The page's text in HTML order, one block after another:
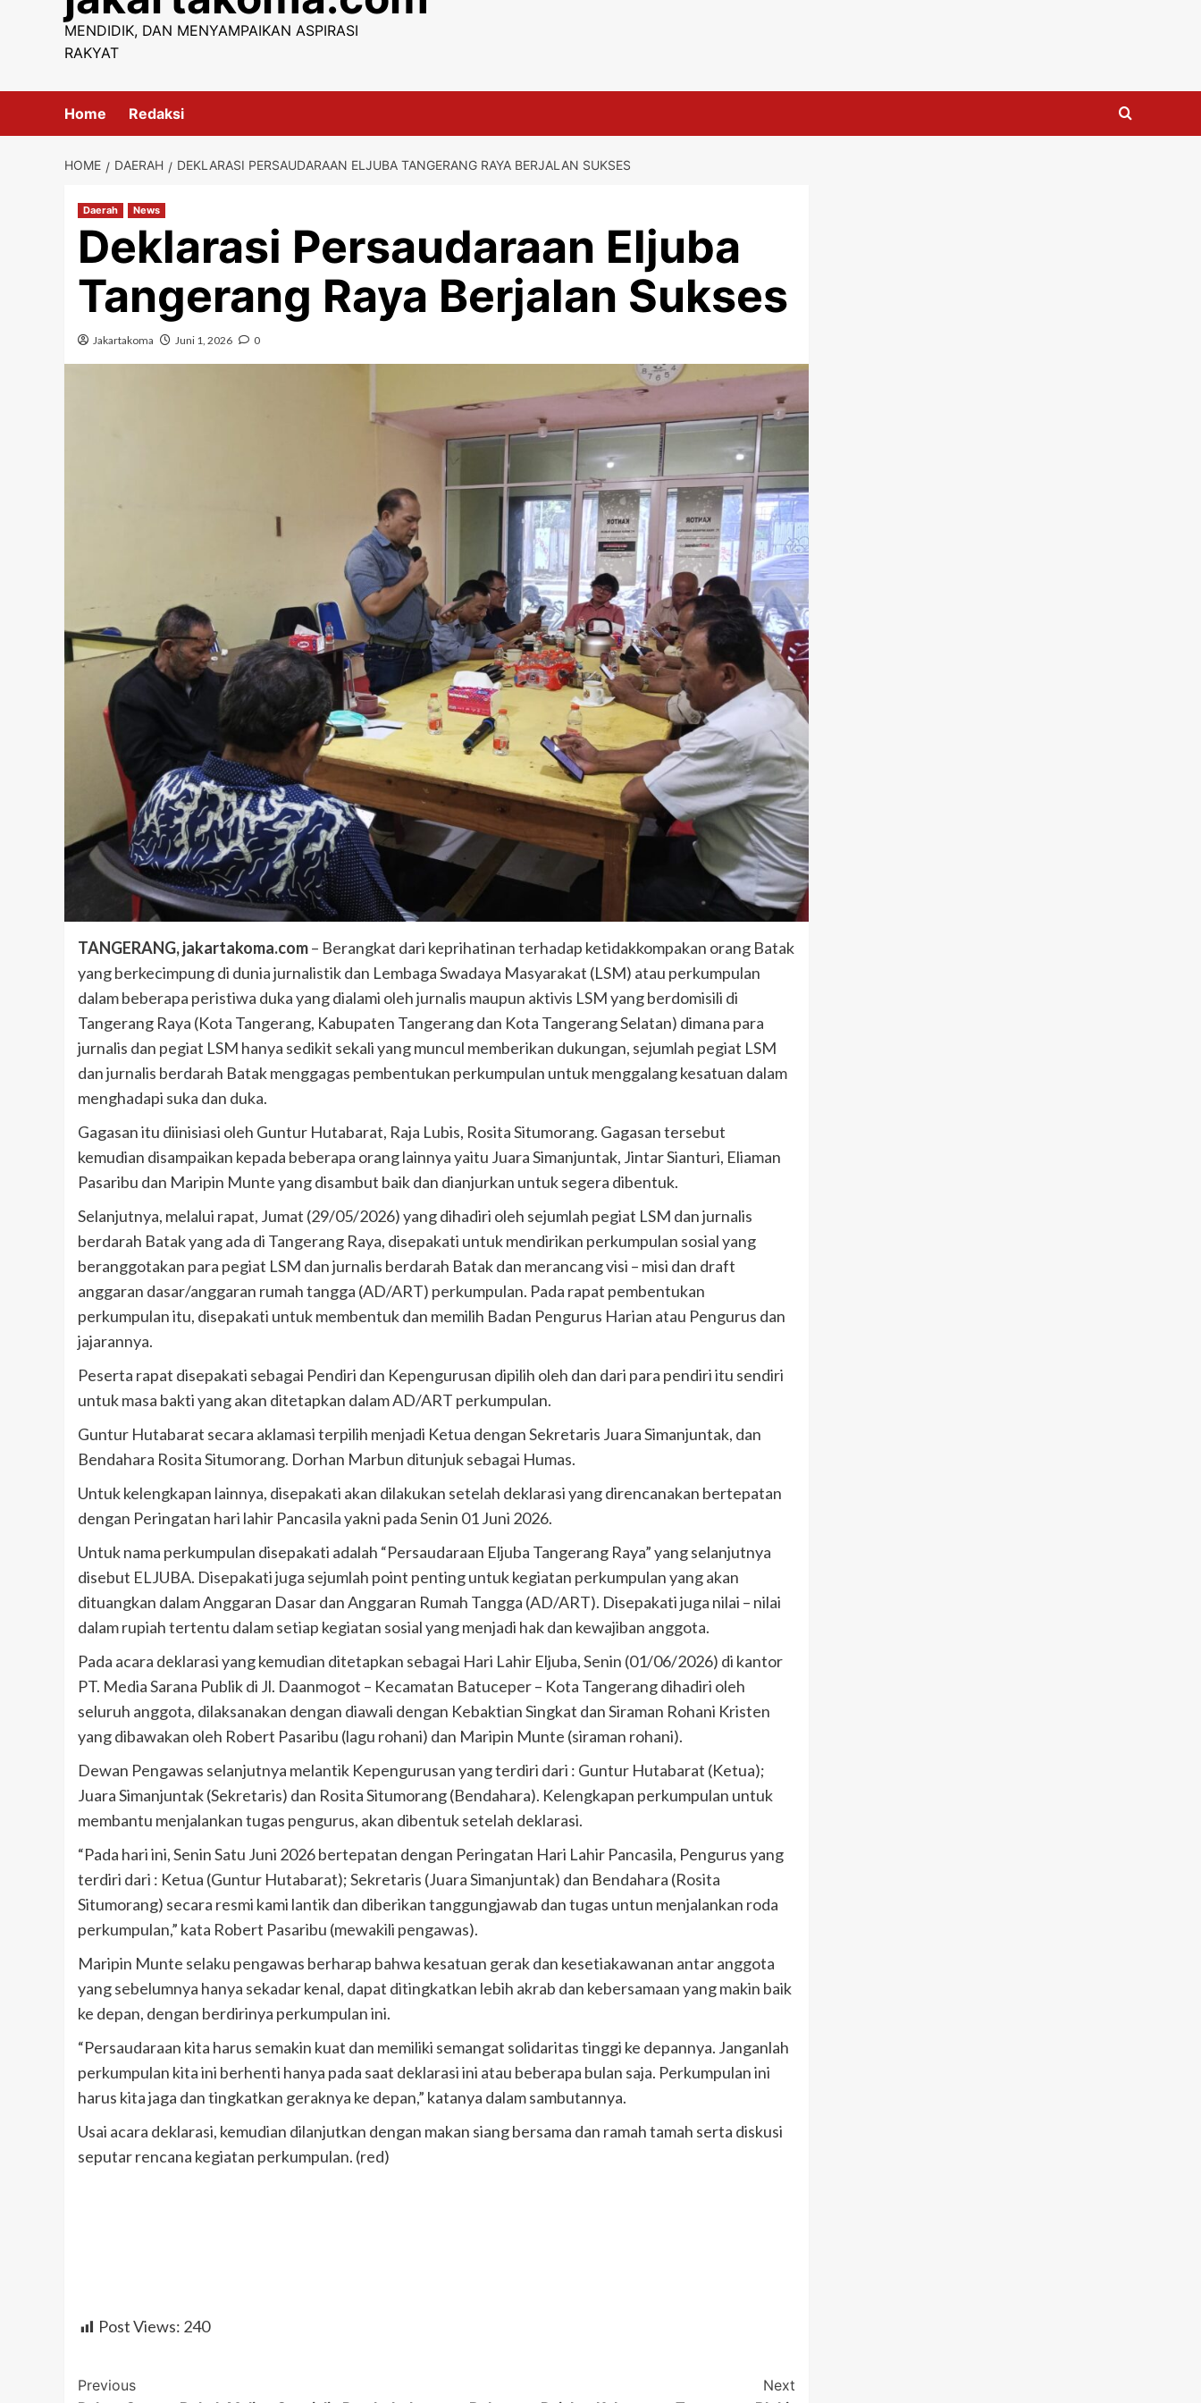
MENDIDIK, DAN MENYAMPAIKAN ASPIRASI
RAKYAT
Home Redaksi
HOME DAERAH DEKLARASI PERSAUDARAAN ELJUBA TANGERANG RAYA BERJALAN SUKSES
Daerah News
Deklarasi Persaudaraan Eljuba
Tangerang Raya Berjalan Sukses
Jakartakoma Juni 1, 2026 0
TANGERANG, jakartakoma.com– Berangkat dari keprihatinan terhadap ketidakkompakan orang Batak
yang berkecimpung di dunia jurnalistik dan Lembaga Swadaya Masyarakat (LSM) atau perkumpulan
dalam beberapa peristiwa duka yang dialami oleh jurnalis maupun aktivis LSM yang berdomisili di
Tangerang Raya (Kota Tangerang, Kabupaten Tangerang dan Kota Tangerang Selatan) dimana para
jurnalis dan pegiat LSM hanya sedikit sekali yang muncul memberikan dukungan, sejumlah pegiat LSM
dan jurnalis berdarah Batak menggagas pembentukan perkumpulan untuk menggalang kesatuan dalam
menghadapi suka dan duka.
Gagasan itu diinisiasi oleh Guntur Hutabarat, Raja Lubis, Rosita Situmorang. Gagasan tersebut
kemudian disampaikan kepada beberapa orang lainnya yaitu Juara Simanjuntak, Jintar Sianturi, Eliaman
Pasaribu dan Maripin Munte yang disambut baik dan dianjurkan untuk segera dibentuk.
Selanjutnya, melalui rapat, Jumat (29/05/2026) yang dihadiri oleh sejumlah pegiat LSM dan jurnalis
berdarah Batak yang ada di Tangerang Raya, disepakati untuk mendirikan perkumpulan sosial yang
beranggotakan para pegiat LSM dan jurnalis berdarah Batak dan merancang visi – misi dan draft
anggaran dasar/anggaran rumah tangga (AD/ART) perkumpulan. Pada rapat pembentukan
perkumpulan itu, disepakati untuk membentuk dan memilih Badan Pengurus Harian atau Pengurus dan
jajarannya.
Peserta rapat disepakati sebagai Pendiri dan Kepengurusan dipilih oleh dan dari para pendiri itu sendiri
untuk masa bakti yang akan ditetapkan dalam AD/ART perkumpulan.
Guntur Hutabarat secara aklamasi terpilih menjadi Ketua dengan Sekretaris Juara Simanjuntak, dan
Bendahara Rosita Situmorang. Dorhan Marbun ditunjuk sebagai Humas.
Untuk kelengkapan lainnya, disepakati akan dilakukan setelah deklarasi yang direncanakan bertepatan
dengan Peringatan hari lahir Pancasila yakni pada Senin 01 Juni 2026.
Untuk nama perkumpulan disepakati adalah “Persaudaraan Eljuba Tangerang Raya” yang selanjutnya
disebut ELJUBA. Disepakati juga sejumlah point penting untuk kegiatan perkumpulan yang akan
dituangkan dalam Anggaran Dasar dan Anggaran Rumah Tangga (AD/ART). Disepakati juga nilai – nilai
dalam rupiah tertentu dalam setiap kegiatan sosial yang menjadi hak dan kewajiban anggota.
Pada acara deklarasi yang kemudian ditetapkan sebagai Hari Lahir Eljuba, Senin (01/06/2026) di kantor
PT. Media Sarana Publik di Jl. Daanmogot – Kecamatan Batuceper – Kota Tangerang dihadiri oleh
seluruh anggota, dilaksanakan dengan diawali dengan Kebaktian Singkat dan Siraman Rohani Kristen
yang dibawakan oleh Robert Pasaribu (lagu rohani) dan Maripin Munte (siraman rohani).
Dewan Pengawas selanjutnya melantik Kepengurusan yang terdiri dari : Guntur Hutabarat (Ketua);
Juara Simanjuntak (Sekretaris) dan Rosita Situmorang (Bendahara). Kelengkapan perkumpulan untuk
membantu menjalankan tugas pengurus, akan dibentuk setelah deklarasi.
“Pada hari ini, Senin Satu Juni 2026 bertepatan dengan Peringatan Hari Lahir Pancasila, Pengurus yang
terdiri dari : Ketua (Guntur Hutabarat); Sekretaris (Juara Simanjuntak) dan Bendahara (Rosita
Situmorang) secara resmi kami lantik dan diberikan tanggungjawab dan tugas untun menjalankan roda
perkumpulan,” kata Robert Pasaribu (mewakili pengawas).
Maripin Munte selaku pengawas berharap bahwa kesatuan gerak dan kesetiakawanan antar anggota
yang sebelumnya hanya sekadar kenal, dapat ditingkatkan lebih akrab dan kebersamaan yang makin baik
ke depan, dengan berdirinya perkumpulan ini.
“Persaudaraan kita harus semakin kuat dan memiliki semangat solidaritas tinggi ke depannya. Janganlah
perkumpulan kita ini berhenti hanya pada saat deklarasi ini atau beberapa bulan saja. Perkumpulan ini
harus kita jaga dan tingkatkan geraknya ke depan,” katanya dalam sambutannya.
Usai acara deklarasi, kemudian dilanjutkan dengan makan siang bersama dan ramah tamah serta diskusi
seputar rencana kegiatan perkumpulan. (red)
Post Views: 240
Post
Previous
Next